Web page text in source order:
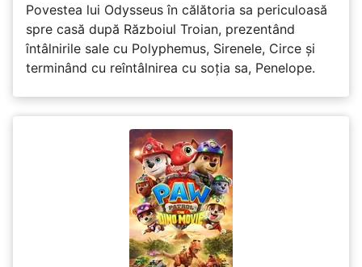
Povestea lui Odysseus în călătoria sa periculoasă
spre casă după Războiul Troian, prezentând
întâlnirile sale cu Polyphemus, Sirenele, Circe și
terminând cu reîntâlnirea cu soția sa, Penelope.